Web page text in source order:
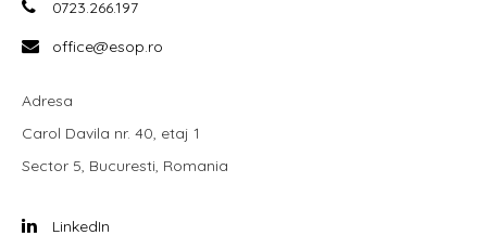
0723.266.197
office@esop.ro
Adresa
Carol Davila nr. 40, etaj 1
Sector 5, Bucuresti, Romania
LinkedIn